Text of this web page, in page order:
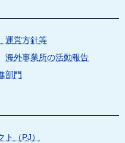
運営方針等
海外事業所の活動報告
部門
ト（PJ）